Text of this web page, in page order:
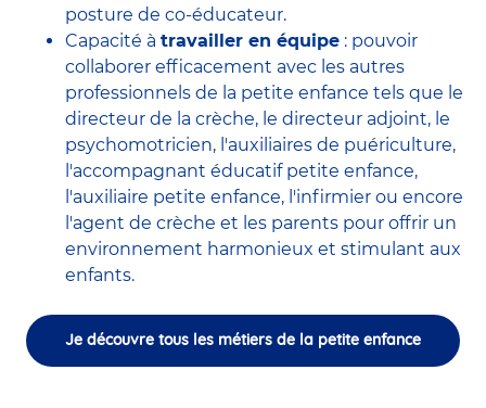
posture de co-éducateur.
Capacité à travailler en équipe : pouvoir
collaborer efficacement avec les autres
professionnels de la petite enfance tels que le
directeur de la crèche, le directeur adjoint, le
psychomotricien, l'auxiliaires de puériculture,
l'accompagnant éducatif petite enfance,
l'auxiliaire petite enfance, l'infirmier ou encore
l'agent de crèche et les parents pour offrir un
environnement harmonieux et stimulant aux
enfants.
Je découvre tous les métiers de la petite enfance